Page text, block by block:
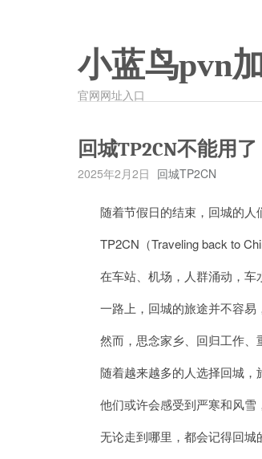
小蓝鸟pvn
官网网址入口
回城TP2CN不能用了
2025年2月2日 回城TP2CN
随着节假日的结束，回城的人
TP2CN（Traveling back to
在车站、机场，人群涌动，车
一路上，回城的旅途并不容易
然而，思念家乡、回归工作、
随着越来越多的人选择回城，
他们或许会感受到严寒和风雪
无论走到哪里，都会记得回城